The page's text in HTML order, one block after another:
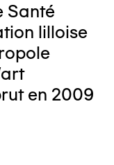
Santé
lilloise
en 2009